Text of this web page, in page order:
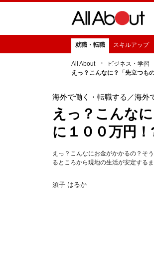
就職・転職 スキルアップ
All About ビジネス・学習
えっ？こんなに？「先立つ
海外で働く・転職する ／海外
えっ？こんな
に１００万円！
えっ？こんなにお金がかかるの？そ
るところから現地の生活が安定する
須子 はるか